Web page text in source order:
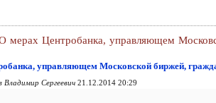
мерах Центробанка, управляющем
управляющем Московской биржей,
Владимир Сергеевич 21.12.2014 20:29